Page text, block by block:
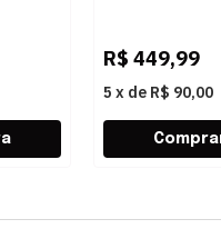
R$ 449,99
5 x de R$ 90,00